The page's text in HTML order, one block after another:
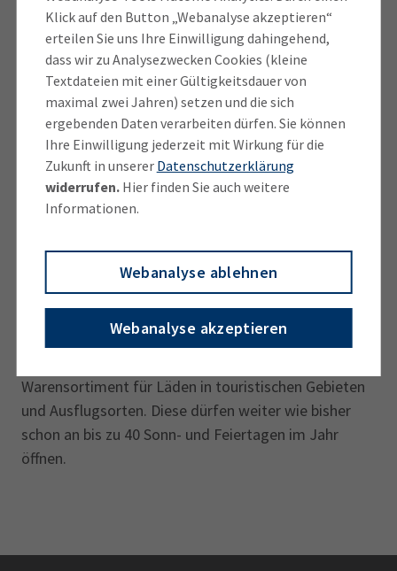
Klick auf den Button „Webanalyse akzeptieren“
erteilen Sie uns Ihre Einwilligung dahingehend,
dass wir zu Analysezwecken Cookies (kleine
Textdateien mit einer Gültigkeitsdauer von
maximal zwei Jahren) setzen und die sich
ergebenden Daten verarbeiten dürfen. Sie können
Ihre Einwilligung jederzeit mit Wirkung für die
Zukunft in unserer Datenschutzerklärung
widerrufen.Hier finden Sie auch weitere
Informationen.
Webanalyse ablehnen
Webanalyse akzeptieren
solche Sonderöffnungen bisher oftmals erschwert
und teilweise sogar verhindert haben“, so Gößl
weiter.
Die IHK hatte sich im Auftrag ihrer vielen Mitglieder
aus dem Einzelhandel, dem Tourismus sowie aus der
Immobilien- und Dienstleistungsbranche für eine
Modernisierung der Ladenschlussregeln mit mehr
Flexibilität und weniger Bürokratie ausgesprochen.
Die IHK sieht es ebenfalls als positive Entwicklung
digitalen Kleinstsupermärkte nun auch per Gesetz
grundsätzlich an Sonn- und Feiertagen öffnen dürfen,
auch wenn die Gemeinde vor Ort den zeitlichen
Rahmen einschränken kann. Ebenso positiv zu
Warensortiment für Läden in touristischen Gebieten
und Ausflugsorten. Diese dürfen weiter wie bisher
schon an bis zu 40 Sonn- und Feiertagen im Jahr
öffnen.